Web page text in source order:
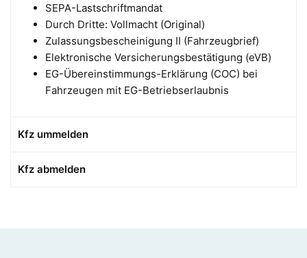
SEPA-Lastschriftmandat
Durch Dritte: Vollmacht (Original)
Zulassungsbescheinigung II (Fahrzeugbrief)
Elektronische Versicherungsbestätigung (eVB)
EG-Übereinstimmungs-Erklärung (COC) bei
Fahrzeugen mit EG-Betriebserlaubnis
Kfz ummelden
Kfz abmelden